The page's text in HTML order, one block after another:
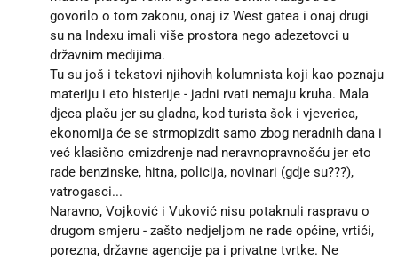
govorilo o tom zakonu, onaj iz West gatea i onaj drugi
su na Indexu imali više prostora nego adezetovci u
državnim medijima.
Tu su još i tekstovi njihovih kolumnista koji kao poznaju
materiju i eto histerije - jadni rvati nemaju kruha. Mala
djeca plaču jer su gladna, kod turista šok i vjeverica,
ekonomija će se strmopizdit samo zbog neradnih dana i
već klasično cmizdrenje nad neravnopravnošću jer eto
rade benzinske, hitna, policija, novinari (gdje su???),
vatrogasci...
Naravno, Vojković i Vuković nisu potaknuli raspravu o
drugom smjeru - zašto nedjeljom ne rade općine, vrtići,
porezna, državne agencije pa i privatne tvrtke. Ne